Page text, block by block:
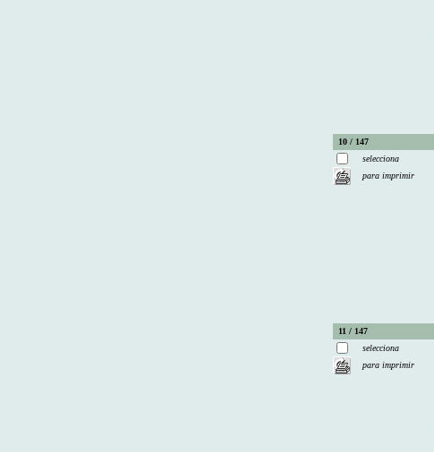
10 / 147
selecciona
para imprimir
11 / 147
selecciona
para imprimir